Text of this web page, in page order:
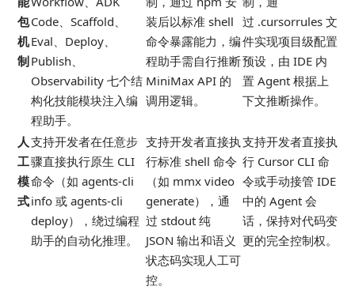
包
机
制
Code、Scaffold、
Eval、Deploy、
Publish、
Observability 七个结
构化技能模块注入编
程助手。
装后以标准 shell
命令暴露能力，编
程助手需自行推断
MiniMax API 的
调用逻辑。
过 .cursorrules 文
件实现项目级配置
预设，由 IDE 内
置 Agent 根据上
下文推断操作。
人
工
模
式
支持开发者在任意步
骤直接执行原生 CLI
命令（如 agents-cli
info 或 agents-cli
deploy），绕过编程
助手的自动化推理。
支持开发者直接执
行标准 shell 命令
（如 mmx video
generate），通
过 stdout 纯
JSON 输出和语义
状态码实现人工可
控。
支持开发者直接执
行 Cursor CLI 命
令或手动接管 IDE
中的 Agent 会
话，保持对代码变
更的完全控制权。